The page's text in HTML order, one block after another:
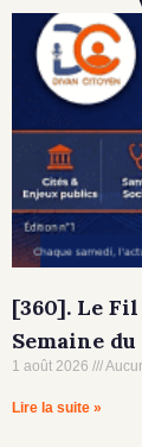
[360]. Le
Semaine
1 août 2026
Lire la suite »